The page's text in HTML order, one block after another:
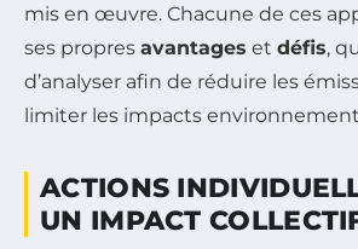
mis en œuvre. Chacune de ces
ses propres avantages et défis,
d’analyser afin de réduire les
limiter les impacts
ACTIONS
UN IMPACT